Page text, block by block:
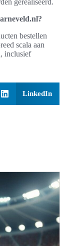
gerealiseerd.
bestellen
scala aan
inclusief
LinkedIn